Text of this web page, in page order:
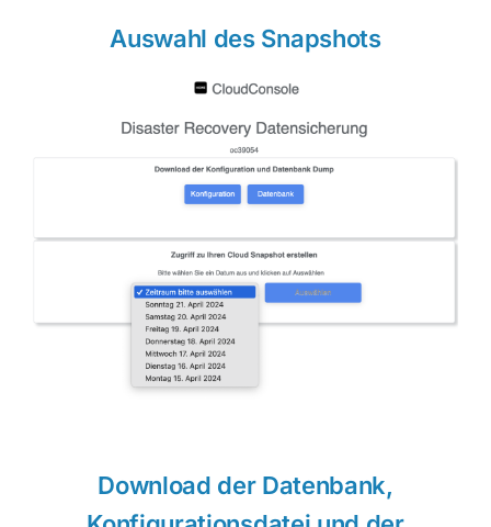
Auswahl des Snapshots
Download der Datenbank,